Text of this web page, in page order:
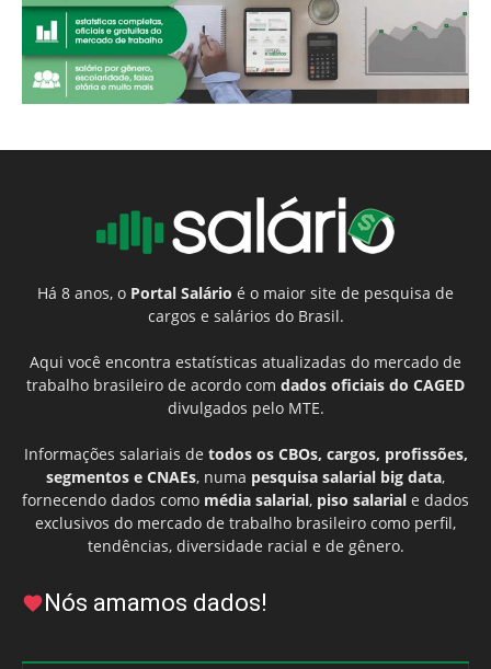
Há 8 anos, o Portal Salário é o maior site de pesquisa de
cargos e salários do Brasil.
Aqui você encontra estatísticas atualizadas do mercado de
trabalho brasileiro de acordo com dados oficiais do CAGED
divulgados pelo MTE.
Informações salariais de todos os CBOs, cargos, profissões,
segmentos e CNAEs, numa pesquisa salarial big data,
fornecendo dados como média salarial, piso salarial e dados
exclusivos do mercado de trabalho brasileiro como perfil,
tendências, diversidade racial e de gênero.
Nós amamos dados!